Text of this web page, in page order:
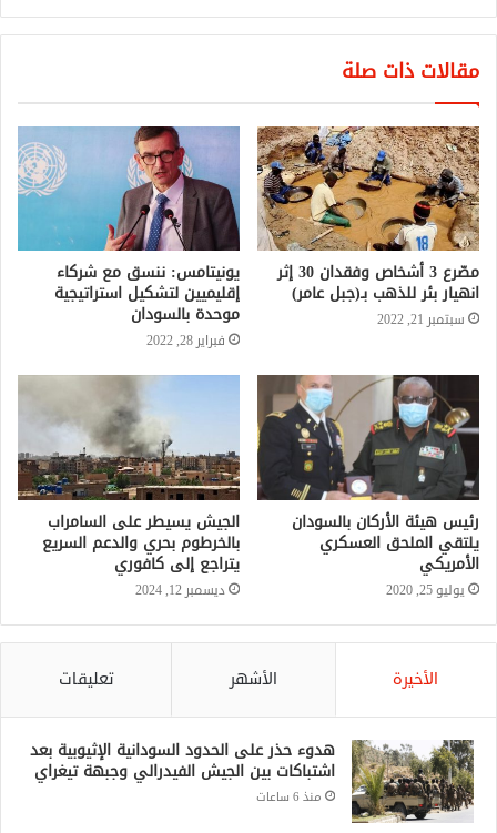
مقالات ذات صلة
مصّرع 3 أشخاص وفقدان 30 إثر
انهيار بئر للذهب بـ(جبل عامر)
سبتمبر 21, 2022
يونيتامس: ننسق مع شركاء
إقليميين لتشكيل استراتيجية
موحدة بالسودان
فبراير 28, 2022
رئيس هيئة الأركان بالسودان
يلتقي الملحق العسكري
الأمريكي
يوليو 25, 2020
الجيش يسيطر على السامراب
بالخرطوم بحري والدعم السريع
يتراجع إلى كافوري
ديسمبر 12, 2024
الأخيرة الأشهر تعليقات
هدوء حذر على الحدود السودانية الإثيوبية بعد
اشتباكات بين الجيش الفيدرالي وجبهة تيغراي
منذ 6 ساعات